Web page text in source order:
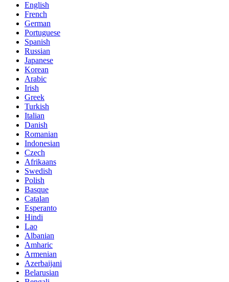
English
French
German
Portuguese
Spanish
Russian
Japanese
Korean
Arabic
Irish
Greek
Turkish
Italian
Danish
Romanian
Indonesian
Czech
Afrikaans
Swedish
Polish
Basque
Catalan
Esperanto
Hindi
Lao
Albanian
Amharic
Armenian
Azerbaijani
Belarusian